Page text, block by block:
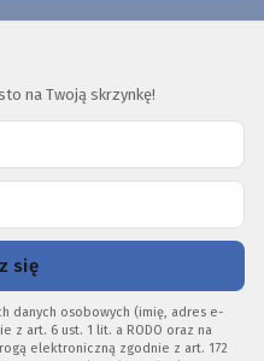
na Twoją skrzynkę!
się
danych osobowych (imię, adres e-
z art. 6 ust. 1 lit. a RODO oraz na
elektroniczną zgodnie z art. 172